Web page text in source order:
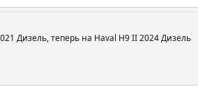
Дизель, теперь на Haval H9 II 2024 Дизель